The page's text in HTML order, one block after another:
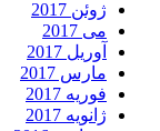
ژوئن 2017
می 2017
آوریل 2017
مارس 2017
فوریه 2017
ژانویه 2017